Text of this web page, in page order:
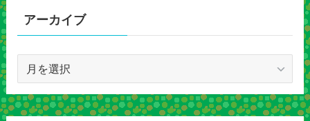
アーカイブ
カ
イ